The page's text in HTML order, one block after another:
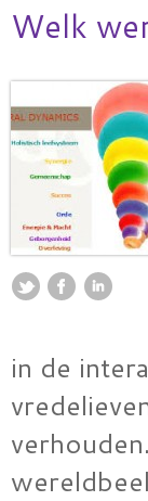
Welk
in de